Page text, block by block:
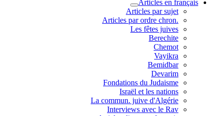
Articles en français
Articles par sujet
.Articles par ordre chron
Les fêtes juives
Berechite
Chemot
Vayikra
Bemidbar
Devarim
Fondations du Judaisme
Israël et les nations
La commun. juive d'Algérie
Interviews avec le Rav